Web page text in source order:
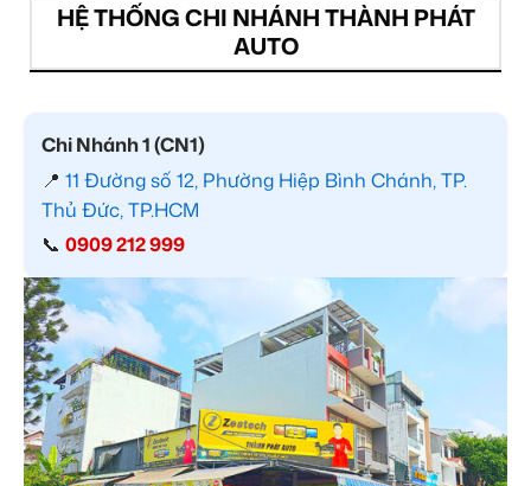
HỆ THỐNG CHI NHÁNH THÀNH PHÁT
AUTO
Chi Nhánh 1 (CN1)
📍 11 Đường số 12, Phường Hiệp Bình Chánh, TP.
Thủ Đức, TP.HCM
📞 0909 212 999